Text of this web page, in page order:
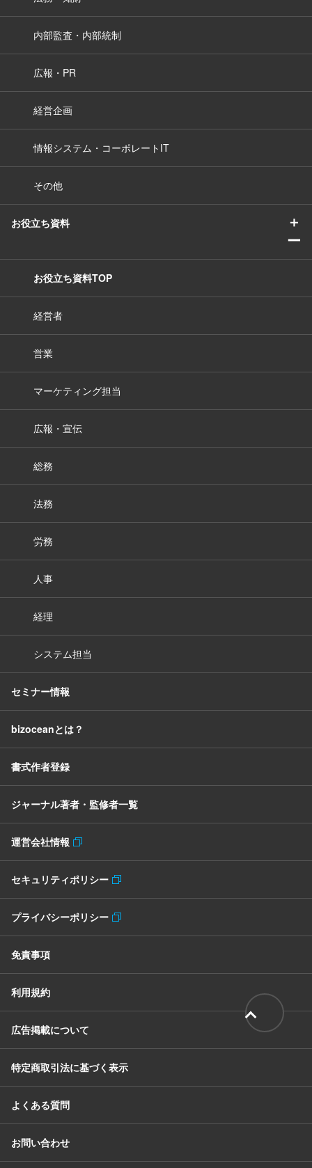
内部監査・内部統制
広報・PR
経営企画
情報システム・コーポレートIT
その他
お役立ち資料
＋
ー
お役立ち資料TOP
経営者
営業
マーケティング担当
広報・宣伝
総務
法務
労務
人事
経理
システム担当
セミナー情報
bizoceanとは？
書式作者登録
ジャーナル著者・監修者一覧
運営会社情報
セキュリティポリシー
プライバシーポリシー
免責事項
利用規約
広告掲載について
特定商取引法に基づく表示
よくある質問
お問い合わせ